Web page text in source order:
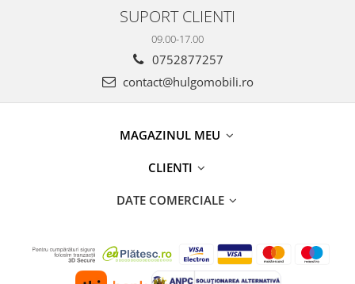
SUPORT CLIENTI
09.00-17.00
0752877257
contact@hulgomobili.ro
MAGAZINUL MEU
CLIENTI
DATE COMERCIALE